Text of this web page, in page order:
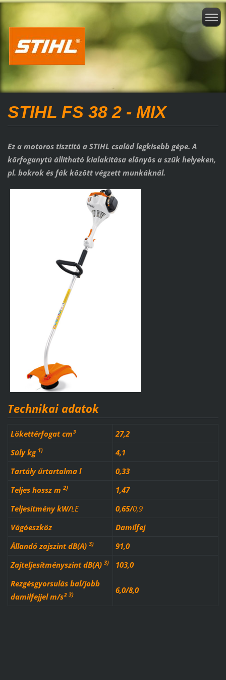
STIHL FS 38 2 - MIX
Ez a motoros tisztító a STIHL család legkisebb gépe. A
kőrfoganytú állítható kialakítása előnyös a szűk helyeken,
pl. bokrok és fák között végzett munkáknál.
Technikai adatok
Lökettérfogat cm³
27,2
Súly kg 1)
4,1
Tartály űrtartalma l
0,33
Teljes hossz m2)
1,47
TeljesítménykW/LE 0,65/0,9
Vágóeszköz
Damilfej
Állandó zajszint dB(A) 3)
91,0
Zajteljesítményszint dB(A) 3)
103,0
Rezgésgyorsulás bal/jobb
damilfejjel m/s² 3) 6,0/8,0